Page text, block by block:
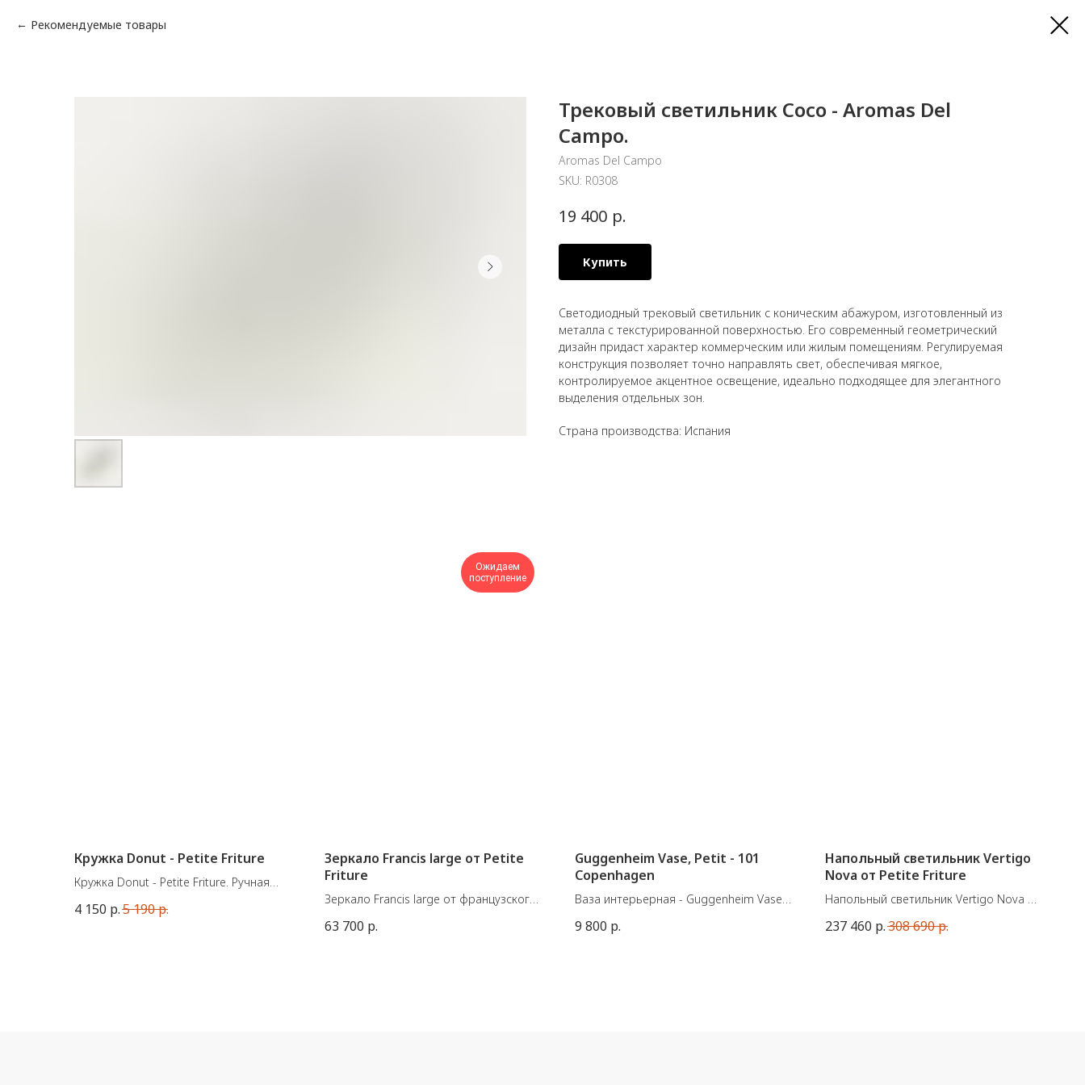
Рекомендуемые товары
Трековый светильник Coco - Aromas Del
Campo.
Aromas Del Campo
SKU: R0308
19 400 р.
Купить
Светодиодный трековый светильник с коническим абажуром, изготовленный из
металла с текстурированной поверхностью. Его современный геометрический
дизайн придаст характер коммерческим или жилым помещениям. Регулируемая
конструкция позволяет точно направлять свет, обеспечивая мягкое,
контролируемое акцентное освещение, идеально подходящее для элегантного
выделения отдельных зон.
Страна производства: Испания
Кружка Donut - Petite Friture
Кружка Donut - Petite Friture. Ручная
4 150 р.5 190р.
Ожидаем
поступление
Зеркало Francis large от Petite
Friture
Зеркало Francis large от французского
Размеры: Ø :60 см ; Г:5 см.
63 700 р.
Guggenheim Vase, Petit - 101
Copenhagen
Ваза интерьерная - Guggenheim Vase,
Материал: Керамика
9 800 р.
Напольный светильник Vertigo
Nova от Petite Friture
Напольный светильник Vertigo Nova от
Встроенный светодиодный источник
237 460 р.308 690р.